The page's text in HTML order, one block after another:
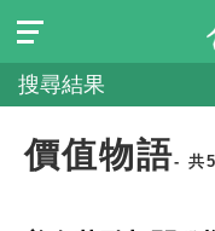
搜尋結果
價值物語- 共